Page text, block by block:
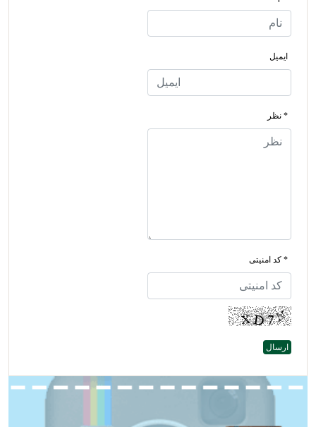
ایمیل
* نظر
* کد امنیتی